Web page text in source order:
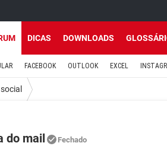
DICAS DOWNLOADS
FACEBOOK OUTLOOK EXCEL
social
do mail Fechado